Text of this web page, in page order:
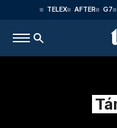
TELEX AFTER G7